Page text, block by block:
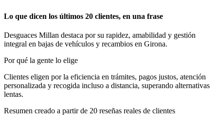
Lo que dicen los últimos 20 clientes, en una frase
Desguaces Millan destaca por su rapidez, amabilidad y gestión
integral en bajas de vehículos y recambios en Girona.
Por qué la gente lo elige
Clientes eligen por la eficiencia en trámites, pagos justos, atención
personalizada y recogida incluso a distancia, superando alternativas
lentas.
Resumen creado a partir de 20 reseñas reales de clientes